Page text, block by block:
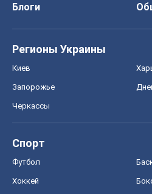
Блоги
Регионы Украины
Киев
Запорожье
Черкассы
Спорт
Футбол
Хоккей